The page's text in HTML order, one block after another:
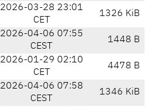
2026-03-28 23:01
CET
1326 KiB
2026-04-06 07:55
CEST
1448 B
2026-01-29 02:10
CET
4478 B
2026-04-06 07:58
CEST
1346 KiB